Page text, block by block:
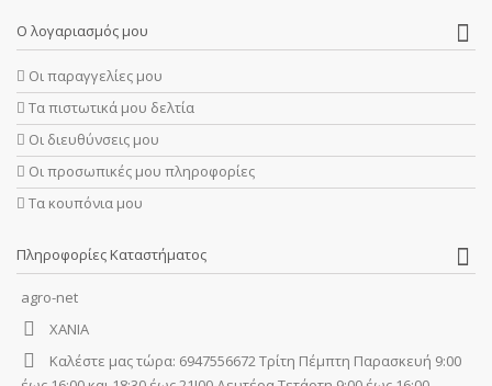
Ο λογαριασμός μου
Οι παραγγελίες μου
Τα πιστωτικά μου δελτία
Οι διευθύνσεις μου
Οι προσωπικές μου πληροφορίες
Τα κουπόνια μου
Πληροφορίες Καταστήματος
agro-net
ΧΑΝΙΑ
Καλέστε μας τώρα: 6947556672 Τρίτη Πέμπτη Παρασκευή 9:00